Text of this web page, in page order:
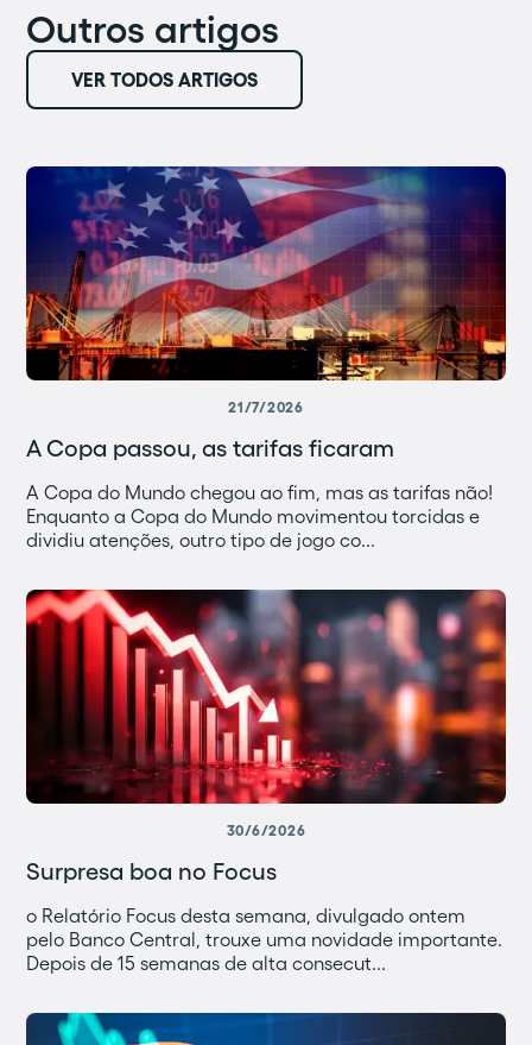
Outros artigos
VER TODOS ARTIGOS
21/7/2026
A Copa passou, as tarifas ficaram
A Copa do Mundo chegou ao fim, mas as tarifas não!
Enquanto a Copa do Mundo movimentou torcidas e
dividiu atenções, outro tipo de jogo co...
30/6/2026
Surpresa boa no Focus
o Relatório Focus desta semana, divulgado ontem
pelo Banco Central, trouxe uma novidade importante.
Depois de 15 semanas de alta consecut...